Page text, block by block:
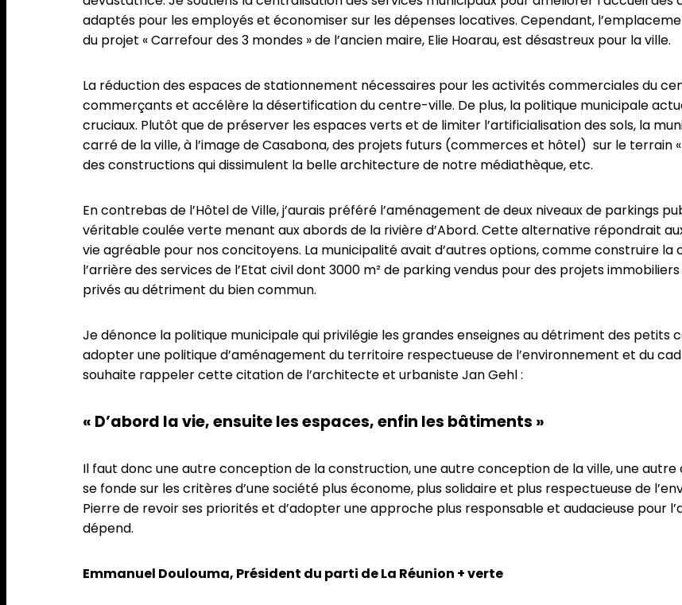
adaptés pour les employés et économiser sur les dépenses locatives. Cependant,
du projet « Carrefour des 3 mondes » de l’ancien maire, Elie Hoarau, est désastreux pour la ville.
La réduction des espaces de stationnement nécessaires pour les activités commerciales du
commerçants et accélère la désertification du centre-ville. De plus, la politique municipale
cruciaux. Plutôt que de préserver les espaces verts et de limiter l’artificialisation des sols, la
carré de la ville, à l’image de Casabona, des projets futurs (commerces et hôtel) sur le terrain
des constructions qui dissimulent la belle architecture de notre médiathèque, etc.
En contrebas de l’Hôtel de Ville, j’aurais préféré l’aménagement de deux niveaux de parkings
véritable coulée verte menant aux abords de la rivière d’Abord. Cette alternative répondrait
vie agréable pour nos concitoyens. La municipalité avait d’autres options, comme construire
l’arrière des services de l’Etat civil dont 3000 m² de parking vendus pour des projets
privés au détriment du bien commun.
Je dénonce la politique municipale qui privilégie les grandes enseignes au détriment des petits
adopter une politique d’aménagement du territoire respectueuse de l’environnement et du
souhaite rappeler cette citation de l’architecte et urbaniste Jan Gehl :
« D’abord la vie, ensuite les espaces, enfin les bâtiments »
Il faut donc une autre conception de la construction, une autre conception de la ville, une
se fonde sur les critères d’une société plus économe, plus solidaire et plus respectueuse de
Pierre de revoir ses priorités et d’adopter une approche plus responsable et audacieuse pour
dépend.
Emmanuel Doulouma, Président du parti de La Réunion + verte